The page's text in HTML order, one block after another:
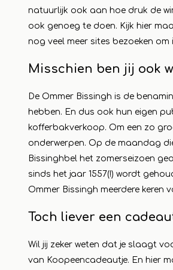
natuurlijk ook aan hoe druk de
ook genoeg te doen. Kijk hier
nog veel meer sites bezoeken om
Misschien ben jij ook
De Ommer Bissingh is de
hebben. En dus ook hun eigen
kofferbakverkoop. Om een zo
onderwerpen. Op de maandag
Bissinghbel het zomerseizoen
sinds het jaar 1557(!) wordt
Ommer Bissingh meerdere keren
Toch liever een
Wil jij zeker weten dat je slaagt
van Koopeencadeautje. En hier